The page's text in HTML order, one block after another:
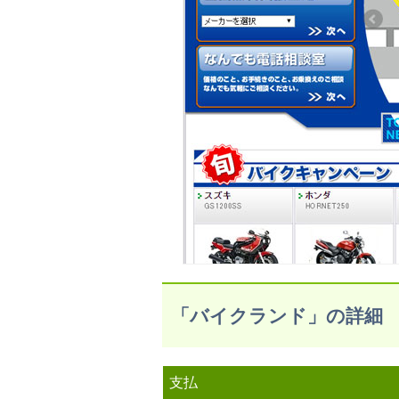
「バイクランド」の詳細
支払